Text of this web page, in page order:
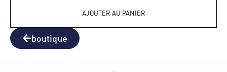
AJOUTER AU PANIER
boutique